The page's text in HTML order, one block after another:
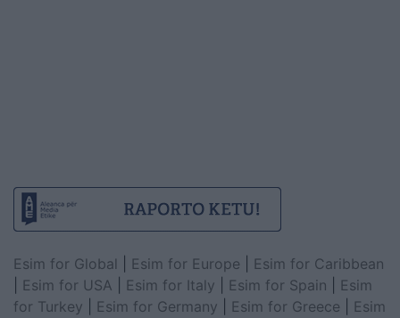
Esim for Global Esim for Europe
Esim for Caribbean
Esim for USA Esim for Italy Esim for Spain
Esim
for Turkey
Esim for Germany Esim for Greece
Esim